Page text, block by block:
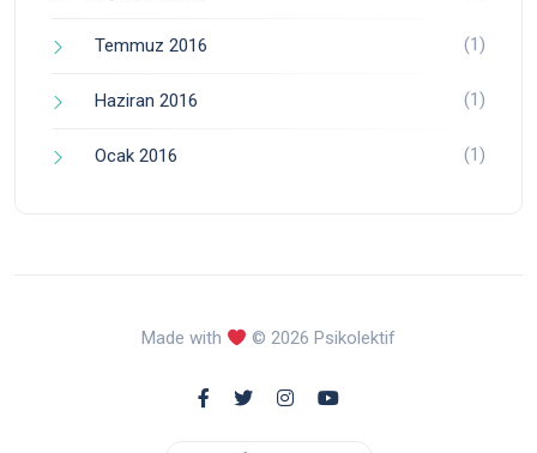
Temmuz 2016 (1)
Haziran 2016 (1)
Ocak 2016 (1)
Made with © 2026 Psikolektif